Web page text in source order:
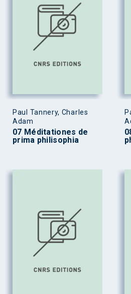
Paul Tannery, Charles
Adam
07 Méditationes de
prima philisophia